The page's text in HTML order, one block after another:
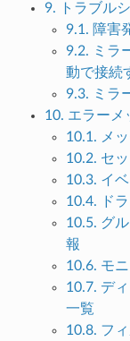
9. トラブル
9.1. 障害
9.2. ミラ
動で接続
9.3. ミラ
10. エラーメ
10.1. メ
10.2. セ
10.3. イ
10.4. ド
10.5. グ
報
10.6. モ
10.7. デ
一覧
10.8. フ